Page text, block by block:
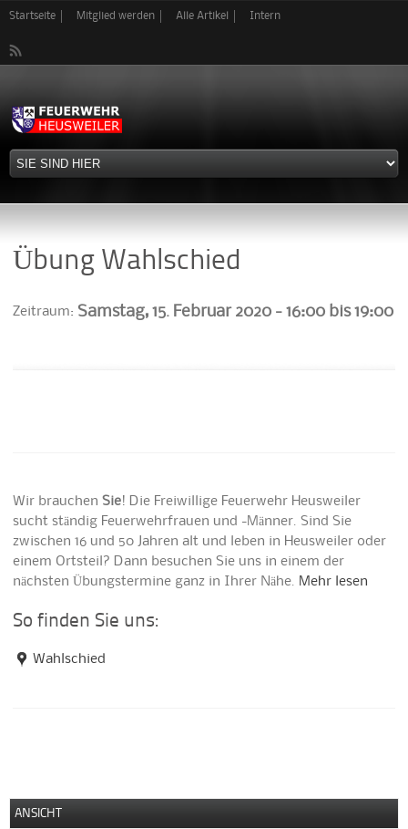
Direkt
Startseite Mitglied werden Alle Artikel Intern
Übung Wahlschied
Zeitraum: Samstag, 15. Februar 2020 -16:00 bis19:00
Wir brauchenSie! Die Freiwillige Feuerwehr Heusweiler
sucht ständig Feuerwehrfrauen und -Männer. Sind Sie
zwischen 16 und 50 Jahren alt und leben in Heusweiler oder
einem Ortsteil? Dann besuchen Sie uns in einem der
nächsten Übungstermine ganz in Ihrer Nähe. Mehr lesen
So finden Sie uns:
Wahlschied
ANSICHT